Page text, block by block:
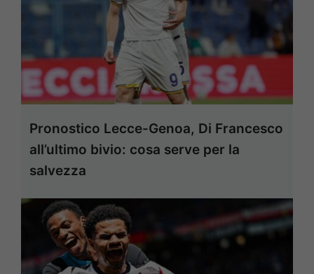
Pronostico Lecce-Genoa, Di Francesco
all’ultimo bivio: cosa serve per la
salvezza